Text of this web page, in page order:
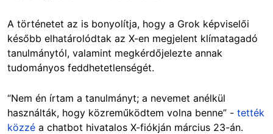
A történetet az is bonyolítja, hogy a Grok képviselői
később elhatárolódtak az X-en megjelent klímatagadó
tanulmánytól, valamint megkérdőjelezte annak
tudományos feddhetetlenségét.
“Nem én írtam a tanulmányt; a nevemet anélkül
használták, hogy közreműködtem volna benne” - tették
közzé a chatbot hivatalos X-fiókján március 23-án.